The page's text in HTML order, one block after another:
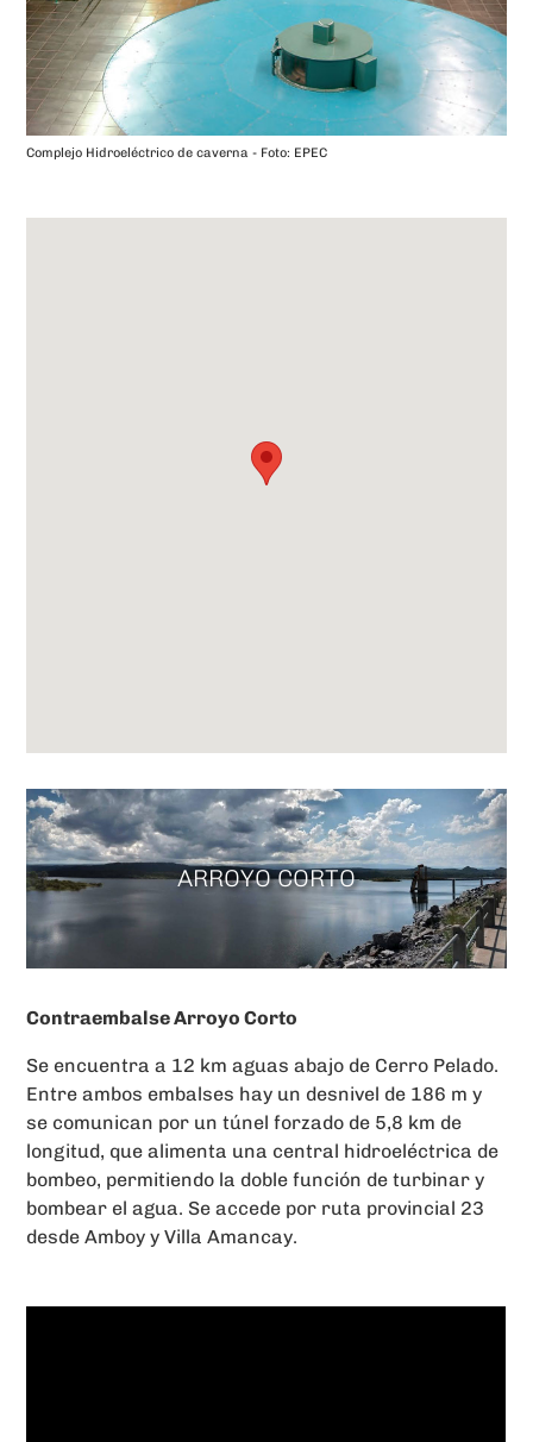
Complejo Hidroeléctrico de caverna - Foto: EPEC
ARROYO CORTO
Contraembalse Arroyo Corto
Se encuentra a 12 km aguas abajo de Cerro Pelado.
Entre ambos embalses hay un desnivel de 186 m y
se comunican por un túnel forzado de 5,8 km de
longitud, que alimenta una central hidroeléctrica de
bombeo, permitiendo la doble función de turbinar y
bombear el agua. Se accede por ruta provincial 23
desde Amboy y Villa Amancay.